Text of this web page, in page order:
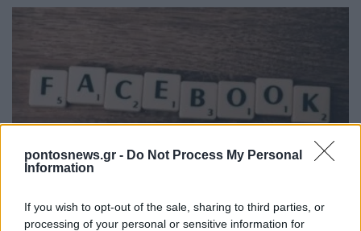
pontosnews.gr - Do Not Process My Personal
Information
If you wish to opt-out of the sale, sharing to third parties, or
processing of your personal or sensitive information for
ΤΕΧΝΟΛΟΓΙΑ & ΕΠΙΣΤΗΜΗ
μέσω υπολογιστών – Κανονικά λειτουργεί η